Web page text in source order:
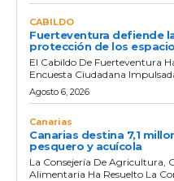
CABILDO
Fuerteventura defiende
protección de los
El Cabildo De Fuerteventura
Encuesta Ciudadana
Agosto 6, 2026
Canarias
Canarias destina 7,1
pesquero y acuícola
La Consejería De Agricultura,
Alimentaria Ha Resuelto La